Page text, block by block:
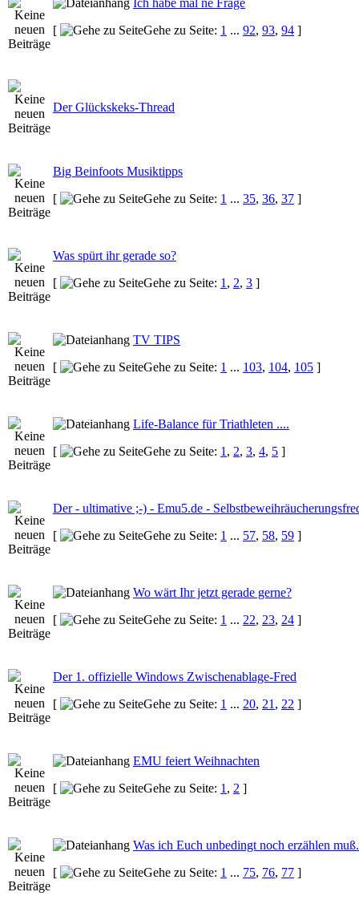
[
Gehe zu Seite: 1 ... 92, 93, 94 ]
Der Glückskeks-Thread
Big Beinfoots Musiktipps
[
Gehe zu Seite: 1 ... 35, 36, 37 ]
Was spürt ihr gerade so?
[
Gehe zu Seite: 1 , 2, 3 ]
TV TIPS
[
Gehe zu Seite: 1 ... 103, 104, 105 ]
Life-Balance für Triathleten ....
[
Gehe zu Seite: 1 , 2, 3, 4, 5 ]
Der - ultimative ;-) - Emu5.de -
[
Gehe zu Seite: 1 ... 57, 58, 59 ]
Wo wärt Ihr jetzt gerade gerne?
[
Gehe zu Seite: 1 ... 22, 23, 24 ]
Der 1. offizielle Windows Zwischenablage-Fred
[
Gehe zu Seite: 1 ... 20, 21 , 22 ]
EMU feiert Weihnachten
[
Gehe zu Seite: 1 , 2 ]
Was ich Euch unbedingt noch erzählen
[
Gehe zu Seite: 1 ... 75, 76, 77 ]